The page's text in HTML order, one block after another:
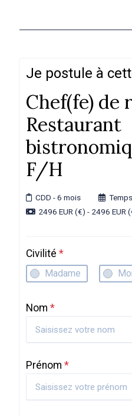
Je postule à
Chef(fe) de
Restaurant
F/H
CDD - 6 mois
2496 EUR (€) - 2496 EUR
Civilité *
Madame
Nom *
Prénom *